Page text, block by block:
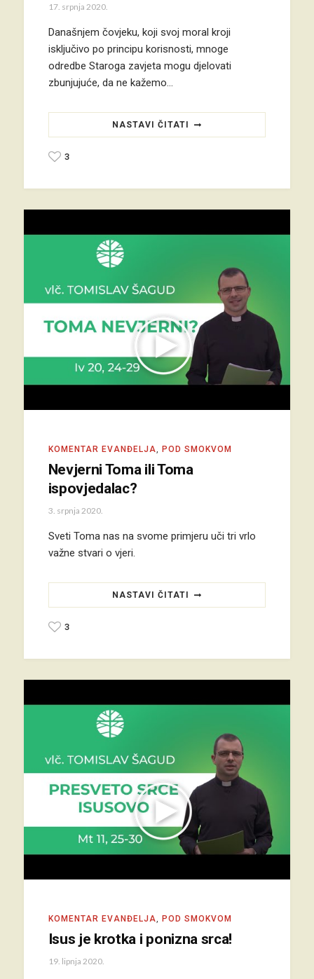
17. srpnja 2020.
Današnjem čovjeku, koji svoj moral kroji
isključivo po principu korisnosti, mnoge
odredbe Staroga zavjeta mogu djelovati
zbunjujuće, da ne kažemo…
NASTAVI ČITATI
3
KOMENTAR EVANĐELJA POD SMOKVOM
Nevjerni Toma ili Toma
ispovjedalac?
3. srpnja 2020.
Sveti Toma nas na svome primjeru uči tri vrlo
važne stvari o vjeri.
NASTAVI ČITATI
3
KOMENTAR EVANĐELJA, POD SMOKVOM
Isus je krotka i ponizna srca!
19. lipnja 2020.